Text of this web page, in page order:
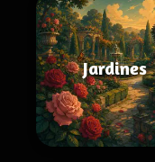
Jardines